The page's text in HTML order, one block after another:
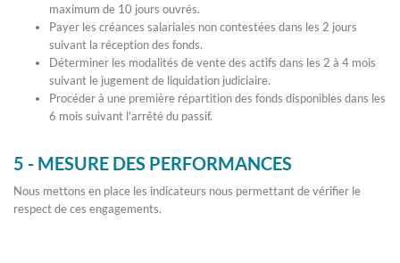
maximum de 10 jours ouvrés.
Payer les créances salariales non contestées dans les 2 jours
suivant la réception des fonds.
Déterminer les modalités de vente des actifs dans les 2 à 4 mois
suivant le jugement de liquidation judiciaire.
Procéder à une première répartition des fonds disponibles dans les
6 mois suivant l'arrêté du passif.
5 - MESURE DES PERFORMANCES
Nous mettons en place les indicateurs nous permettant de vérifier le
respect de ces engagements.